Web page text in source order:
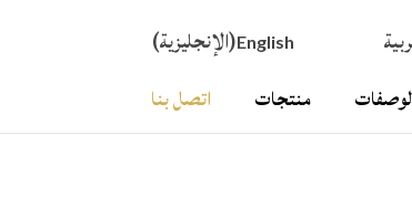
منتجات اتصل بنا
English
(الإنجليزية)